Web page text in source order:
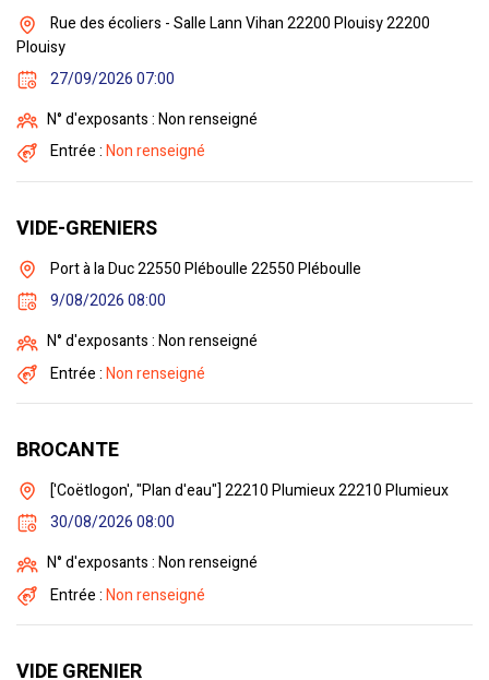
Rue des écoliers - Salle Lann Vihan 22200 Plouisy 22200
Plouisy
27/09/2026 07:00
N° d'exposants : Non renseigné
Entrée :Non renseigné
VIDE-GRENIERS
Port à la Duc 22550 Pléboulle 22550 Pléboulle
9/08/2026 08:00
N° d'exposants : Non renseigné
Entrée :Non renseigné
BROCANTE
['Coëtlogon', "Plan d'eau"] 22210 Plumieux 22210 Plumieux
30/08/2026 08:00
N° d'exposants : Non renseigné
Entrée :Non renseigné
VIDE GRENIER